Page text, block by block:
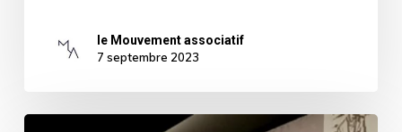
le Mouvement associatif
7 septembre 2023